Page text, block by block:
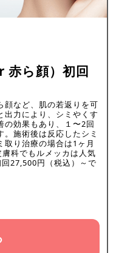
赤ら顔）初回
顔など、肌の若返りを可
出力により、シミやくす
の効果もあり、１〜2回
施術後は反応したシミ
り治療の場合は1ヶ月
科でもルメッカは人気
27,500円（税込）～で